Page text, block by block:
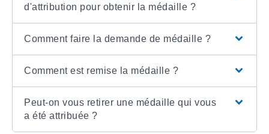
d'attribution pour obtenir la médaille ?
Comment faire la demande de médaille ?
Comment est remise la médaille ?
Peut-on vous retirer une médaille qui vous
a été attribuée ?